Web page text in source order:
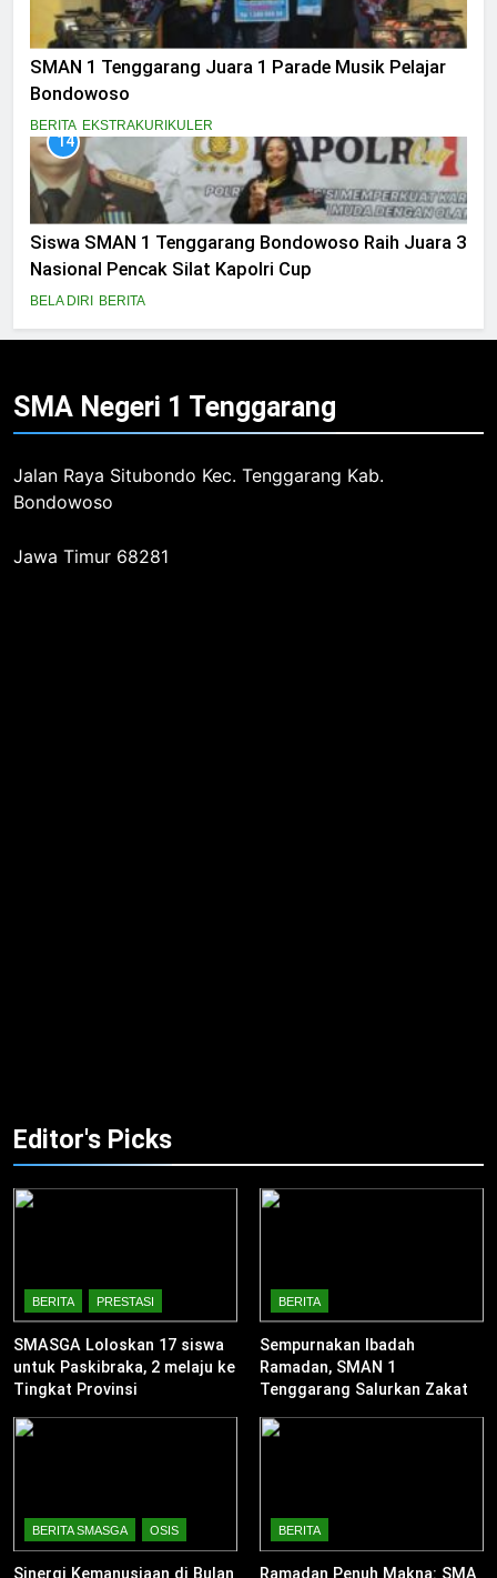
SMAN 1 Tenggarang Juara 1 Parade Musik Pelajar
Bondowoso
BERITA EKSTRAKURIKULER
14
Siswa SMAN 1 Tenggarang Bondowoso Raih Juara 3
Nasional Pencak Silat Kapolri Cup
BELA DIRI BERITA
SMA Negeri 1 Tenggarang
Jalan Raya Situbondo Kec. Tenggarang Kab.
Bondowoso
Jawa Timur 68281
Editor's Picks
BERITA PRESTASI
SMASGA Loloskan 17 siswa
untuk Paskibraka, 2 melaju ke
Tingkat Provinsi
BERITA
Sempurnakan Ibadah
Ramadan, SMAN 1
Tenggarang Salurkan Zakat
BERITA SMASGA OSIS
Sinergi Kemanusiaan di Bulan
BERITA
Ramadan Penuh Makna: SMA